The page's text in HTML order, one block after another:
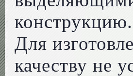
конструкцию.
Для
качеству не